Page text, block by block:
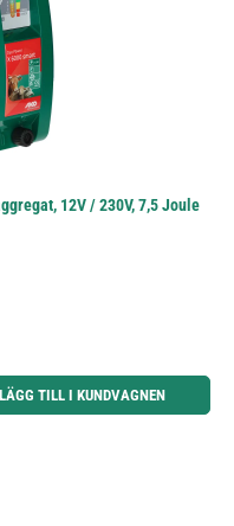
12V / 230V, 7,5 Joule
för att öka eller minska kvantiteten.
LÄGG TILL I KUNDVAGNEN